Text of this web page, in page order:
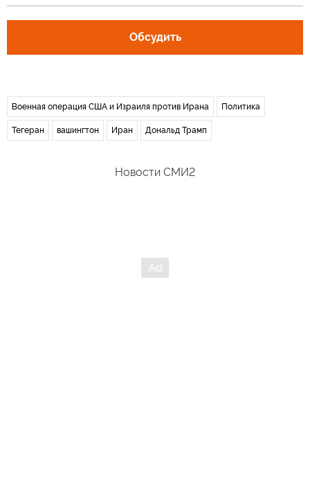
Обсудить
Военная операция США и Израиля против Ирана Политика
Тегеран вашингтон Иран Дональд Трамп
Новости СМИ2